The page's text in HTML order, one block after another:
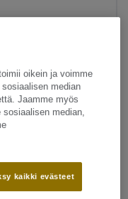
oikein ja voimme
median
Jaamme myös
median,
kaikki evästeet